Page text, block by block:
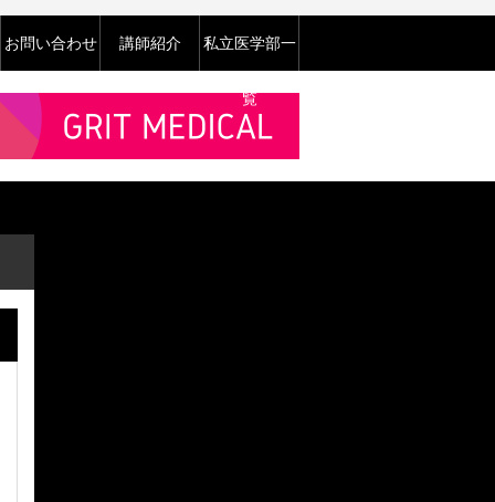
お問い合わせ 講師紹介 私立医学部一
覧